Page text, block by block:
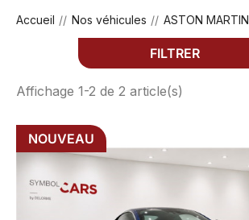
Accueil Nos véhicules ASTON MARTIN
FILTRER
Affichage 1-2 de 2 article(s)
NOUVEAU